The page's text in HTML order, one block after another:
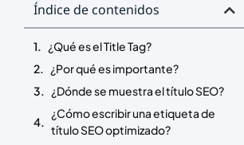
Índice de contenidos
¿Qué es el Title Tag?
¿Por qué es importante?
¿Dónde se muestra el título SEO?
¿Cómo escribir una etiqueta de
título SEO optimizado?